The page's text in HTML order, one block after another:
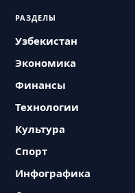
РАЗДЕЛЫ
Узбекистан
Экономика
Финансы
Технологии
Культура
Спорт
Инфографика